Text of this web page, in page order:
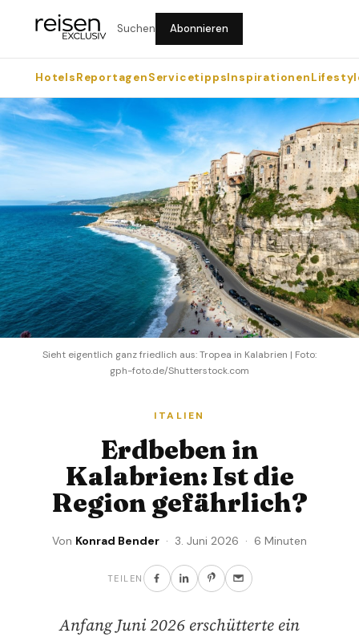
Suchen Abonnieren
HotelsReportagenServicetippsInspirationen
Sieht eigentlich ganz friedlich aus: Tropea in Kalabrien | Foto:
gph-foto.de/Shutterstock.com
ITALIEN
Erdbeben in
Kalabrien: Ist die
Region gefährlich?
Von Konrad Bender · 3. Juni 2026 · 6 Minuten
TEILEN
Anfang Juni 2026 erschütterte ein